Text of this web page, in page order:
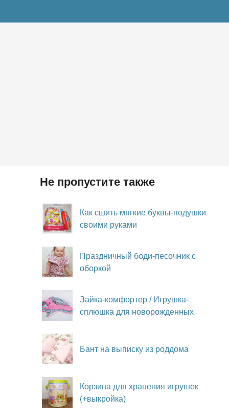
Не пропустите также
Как сшить мягкие буквы-подушки
своими руками
Праздничный боди-песочник с
оборкой
Зайка-комфортер / Игрушка-
сплюшка для новорожденных
Бант на выписку из роддома
Корзина для хранения игрушек
(+выкройка)